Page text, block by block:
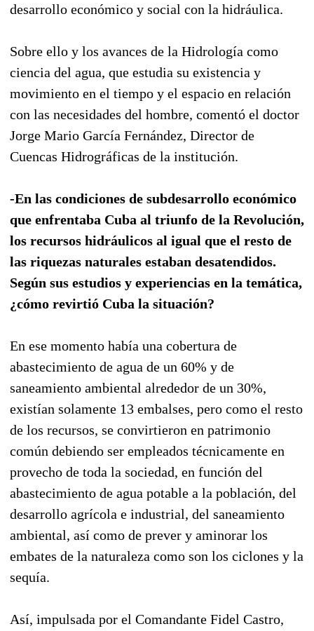
desarrollo económico y social con la hidráulica.
Sobre ello y los avances de la Hidrología como
ciencia del agua, que estudia su existencia y
movimiento en el tiempo y el espacio en relación
con las necesidades del hombre, comentó el doctor
Jorge Mario García Fernández, Director de
Cuencas Hidrográficas de la institución.
-En las condiciones de subdesarrollo económico
que enfrentaba Cuba al triunfo de la Revolución,
los recursos hidráulicos al igual que el resto de
las riquezas naturales estaban desatendidos.
Según sus estudios y experiencias en la temática,
¿cómo revirtió Cuba la situación?
En ese momento había una cobertura de
abastecimiento de agua de un 60% y de
saneamiento ambiental alrededor de un 30%,
existían solamente 13 embalses, pero como el resto
de los recursos, se convirtieron en patrimonio
común debiendo ser empleados técnicamente en
provecho de toda la sociedad, en función del
abastecimiento de agua potable a la población, del
desarrollo agrícola e industrial, del saneamiento
ambiental, así como de prever y aminorar los
embates de la naturaleza como son los ciclones y la
sequía.
Así, impulsada por el Comandante Fidel Castro,